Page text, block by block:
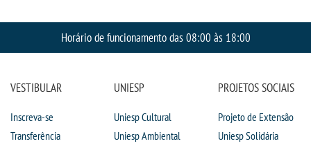
Horário de funcionamento das 08:00 às 18:00
VESTIBULAR
Inscreva-se
Transferência
UNIESP
Uniesp Cultural
Uniesp Ambiental
PROJETOS SOCIAIS
Projeto de Extensão
Uniesp Solidária